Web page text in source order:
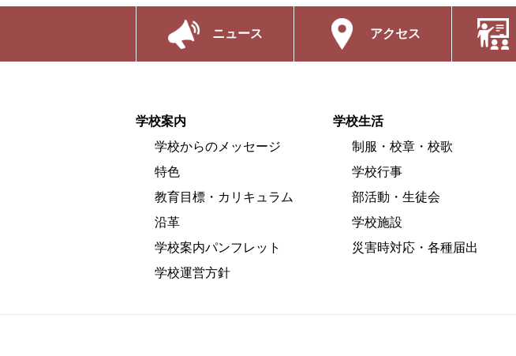
ニュース アクセス
学校案内
学校からのメッセージ
特色
教育目標・カリキュラム
沿革
学校案内パンフレット
学校運営方針
学校生活
制服・校章・校歌
学校行事
部活動・生徒会
学校施設
災害時対応・各種届出